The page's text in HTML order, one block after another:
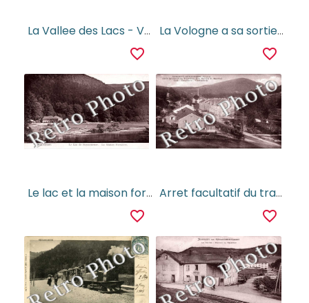
La Vallee des Lacs - Vue de Belbriette
favorite_border
La Vologne a sa sortie du Lac de Longemer
favorite_border
Le lac et la maison forestiere de Retournemer
favorite_border
Arret facultatif du tramway - Maison P. Marchal - cafe - boucherie - charcuterie
favorite_border